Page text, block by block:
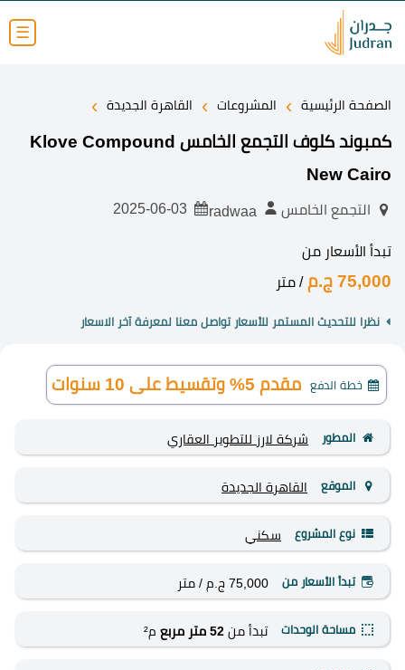
☰
الصفحة الرئيسية › المشروعات › القاهرة الجديدة ›
كمبوند كلوف التجمع الخامس Klove Compound
New Cairo
التجمع الخامس
تبدأ الأسعار من
75,000 ج.م / متر
نظرا للتحديث المستمر للأسعار تواصل معنا لمعرفة آخر الاسعار
خطة الدفع مقدم 5% وتقسيط على 10 سنوات
المطور شركة لارز للتطوير العقاري
الموقع القاهرة الجديدة
نوع المشروع سكني
تبدأ الأسعار من 75,000 ج.م / متر
مساحة الوحدات تبدأ من 52 متر مربع م²